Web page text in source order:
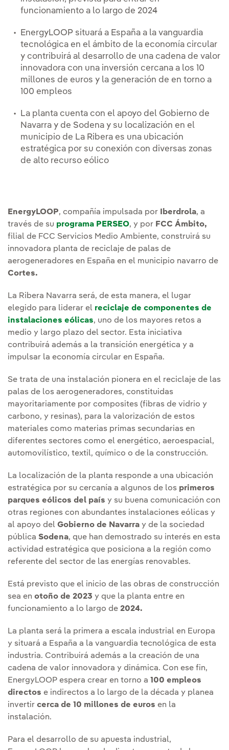
funcionamiento a lo largo de 2024
EnergyLOOP situará a España a la vanguardia
tecnológica en el ámbito de la economía circular
y contribuirá al desarrollo de una cadena de valor
innovadora con una inversión cercana a los 10
millones de euros y la generación de en torno a
100 empleos
La planta cuenta con el apoyo del Gobierno de
Navarra y de Sodena y su localización en el
municipio de La Ribera es una ubicación
estratégica por su conexión con diversas zonas
de alto recurso eólico
EnergyLOOP, compañía impulsada por Iberdrola, a
través de su programa PERSEO, y por FCC Ámbito,
filial de FCC Servicios Medio Ambiente, construirá su
innovadora planta de reciclaje de palas de
aerogeneradores en España en el municipio navarro de
Cortes.
La Ribera Navarra será, de esta manera, el lugar
elegido para liderar el reciclaje de componentes de
instalaciones eólicas, uno de los mayores retos a
medio y largo plazo del sector. Esta iniciativa
contribuirá además a la transición energética y a
impulsar la economía circular en España.
Se trata de una instalación pionera en el reciclaje de las
palas de los aerogeneradores, constituidas
mayoritariamente por composites (fibras de vidrio y
carbono, y resinas), para la valorización de estos
materiales como materias primas secundarias en
diferentes sectores como el energético, aeroespacial,
automovilístico, textil, químico o de la construcción.
La localización de la planta responde a una ubicación
estratégica por su cercanía a algunos de los primeros
parques eólicos del país y su buena comunicación con
otras regiones con abundantes instalaciones eólicas y
al apoyo del Gobierno de Navarra y de la sociedad
pública Sodena, que han demostrado su interés en esta
actividad estratégica que posiciona a la región como
referente del sector de las energías renovables.
Está previsto que el inicio de las obras de construcción
sea en otoño de 2023 y que la planta entre en
funcionamiento a lo largo de 2024.
La planta será la primera a escala industrial en Europa
y situará a España a la vanguardia tecnológica de esta
industria. Contribuirá además a la creación de una
cadena de valor innovadora y dinámica. Con ese fin,
EnergyLOOP espera crear en torno a 100 empleos
directos e indirectos a lo largo de la década y planea
invertir cerca de 10 millones de euros en la
instalación.
Para el desarrollo de su apuesta industrial,